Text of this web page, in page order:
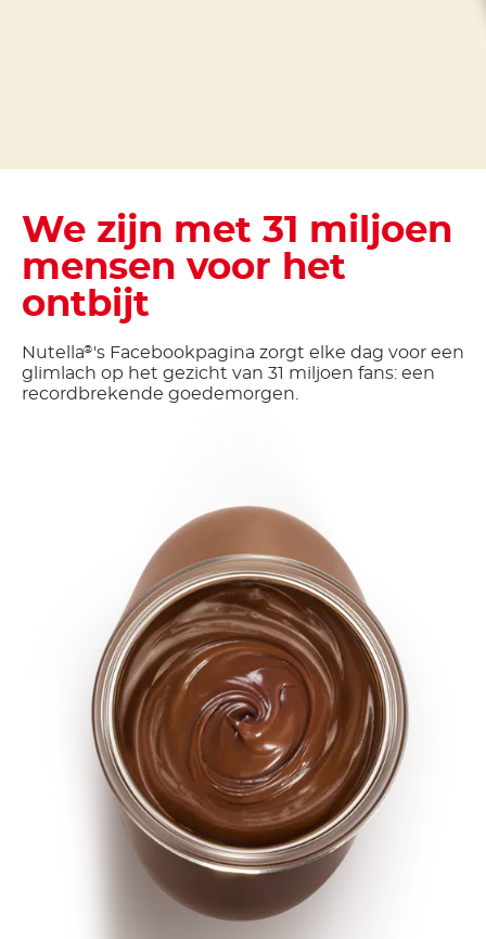
We zijn met 31 miljoen
mensen voor het
ontbijt
Nutella® 's Facebookpagina zorgt elke dag voor een
glimlach op het gezicht van 31 miljoen fans: een
recordbrekende goedemorgen.